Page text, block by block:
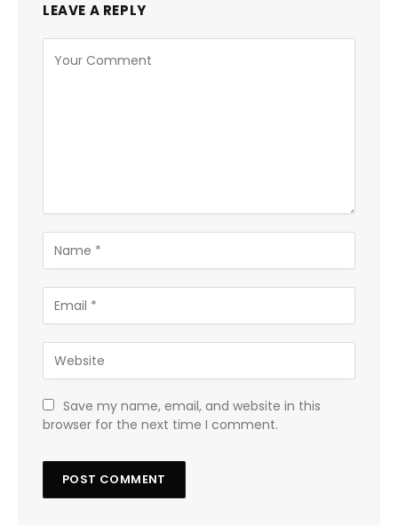
LEAVE A REPLY
Save my name, email, and website in this
browser for the next time I comment.